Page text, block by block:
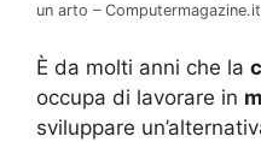
un arto – Computermagazine.it
È da molti anni che la
occupa di lavorare in
sviluppare